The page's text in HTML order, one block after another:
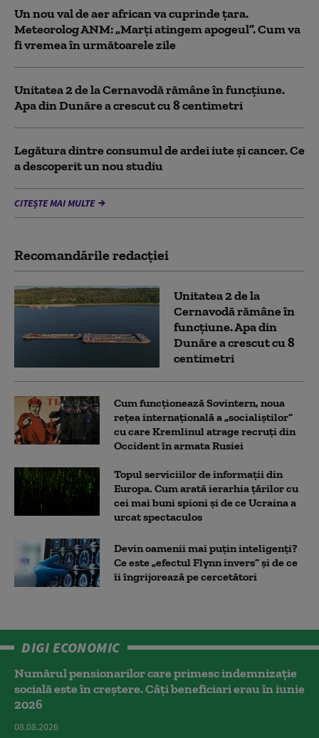
Un nou val de aer african va cuprinde țara.
Meteorolog ANM: „Marți atingem apogeul”. Cum va
fi vremea în următoarele zile
Unitatea 2 de la Cernavodă rămâne în funcțiune.
Apa din Dunăre a crescut cu 8 centimetri
Legătura dintre consumul de ardei iute și cancer. Ce
a descoperit un nou studiu
CITEȘTE MAI MULTE
Recomandările redacţiei
Unitatea 2 de la
Cernavodă rămâne în
funcțiune. Apa din
Dunăre a crescut cu 8
centimetri
Cum funcționează Sovintern, noua
rețea internațională a „socialiștilor”
cu care Kremlinul atrage recruți din
Occident în armata Rusiei
Topul serviciilor de informații din
Europa. Cum arată ierarhia țărilor cu
cei mai buni spioni și de ce Ucraina a
urcat spectaculos
Devin oamenii mai puțin inteligenți?
Ce este „efectul Flynn invers” și de ce
îi îngrijorează pe cercetători
DIGI ECONOMIC
Numărul pensionarilor care primesc indemnizaţie
socială este în creștere. Câți beneficiari erau în iunie
2026
08.08.2026